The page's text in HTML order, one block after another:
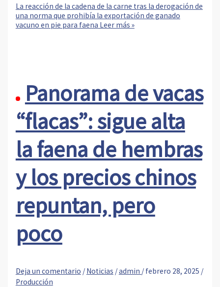
La reacción de la cadena de la carne tras la derogación de
una norma que prohibía la exportación de ganado
vacuno en pie para faena Leer más »
Panorama de vacas
“flacas”: sigue alta
la faena de hembras
y los precios chinos
repuntan, pero
poco
Deja un comentario / Noticias /admin / febrero 28, 2025 /
Producción